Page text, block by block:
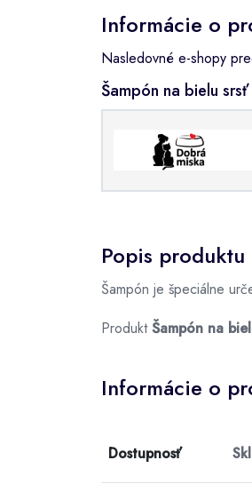
Informácie o
Nasledovné e-shopy
Šampón na bielu
Popis produktu
Šampón je špeciálne
ProduktŠampón na
Informácie o
Dostupnosť